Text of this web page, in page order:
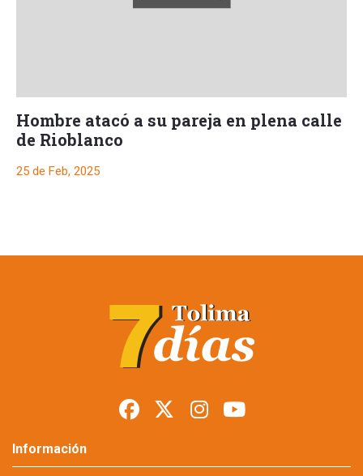
Hombre atacó a su pareja en plena calle
de Rioblanco
25 de Feb, 2025
pareja en plena calle
de Rioblanco
25 de Feb, 2025